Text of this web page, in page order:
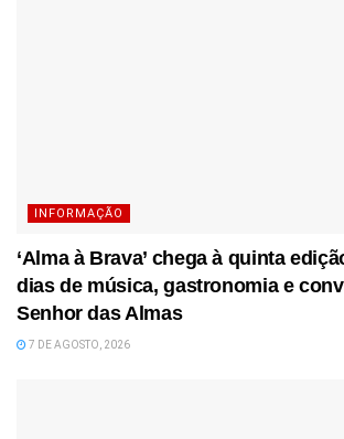
INFORMAÇÃO
‘Alma à Brava’ chega à quinta
dias de música, gastronomia e
Senhor das Almas
7 DE AGOSTO, 2026